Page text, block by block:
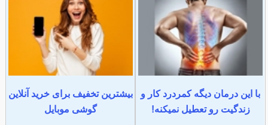
با این درمان دیگه کمردرد کار و
زندگیت رو تعطیل نمیکنه!
بیشترین تخفیف برای خرید آنلاین
گوشی موبایل